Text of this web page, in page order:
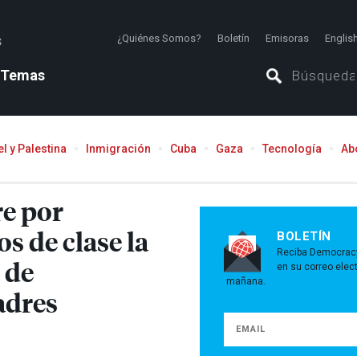
¿Quiénes Somos? Boletín Emisoras English
Temas
y Palestina Inmigración Cuba Gaza Tecnología
por
de clase la
BOLETÍN
Reciba
en su correo
mañana.